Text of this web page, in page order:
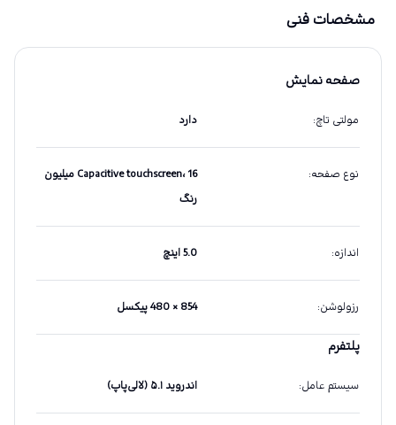
مشخصات فنی
صفحه نمایش
مولتی تاچ: دارد
نوع صفحه:
Capacitive touchscreen، 16 میلیون
رنگ
اندازه: 5.0 اینچ
رزولوشن: 854 × 480 پیکسل
پلتفرم
سیستم عامل: اندروید ۵.۱ (لالی‌پاپ)